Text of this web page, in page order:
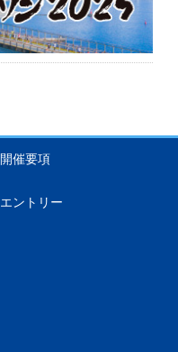
開催要項
エントリー